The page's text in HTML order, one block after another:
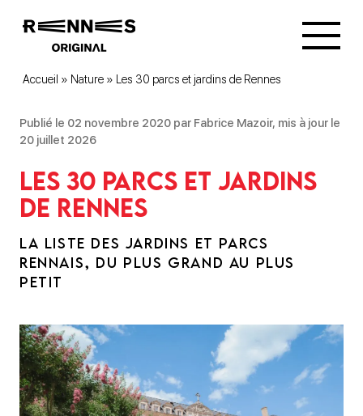
Accueil » Nature » Les 30 parcs et jardins de Rennes
Publié le 02 novembre 2020 par Fabrice Mazoir, mis à jour le
20 juillet 2026
Les 30 parcs et jardins
de Rennes
LA LISTE DES JARDINS ET PARCS
RENNAIS, DU PLUS GRAND AU PLUS
PETIT